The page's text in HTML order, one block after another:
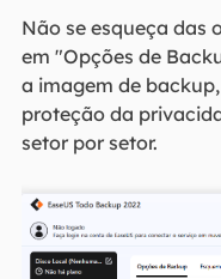
Não se esqueça das
em "Opções de
a imagem de
proteção da
setor por setor.